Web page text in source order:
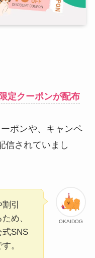
定クーポンが配布
ポンや、キャンペ
信されていまし
OKAIDOG
引
め、
式SNS
。